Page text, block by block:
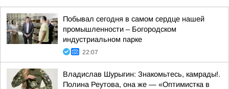
Побывал сегодня в самом сердце нашей
промышленности – Богородском
индустриальном парке
22:07
Владислав Шурыгин: Знакомьтесь, камрады!.
Полина Реутова, она же — «Оптимистка в